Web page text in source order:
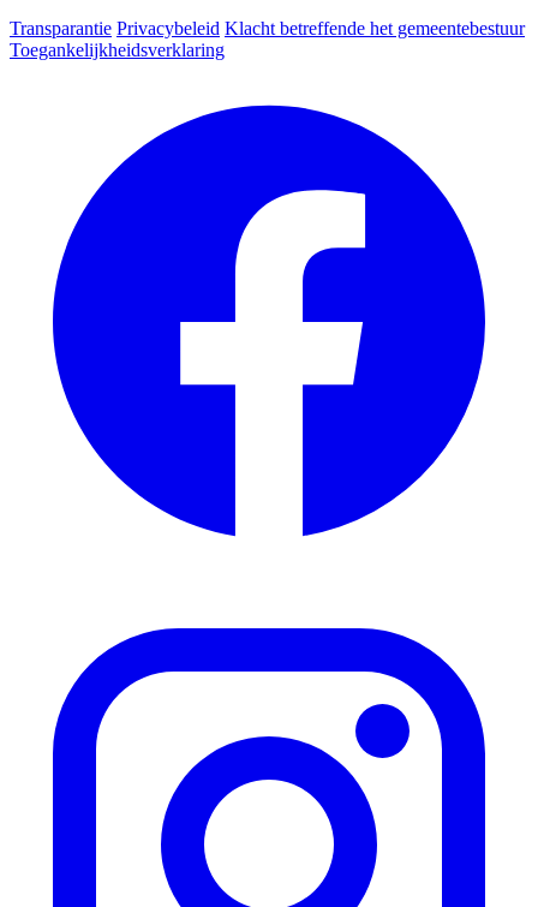
Transparantie Privacybeleid Klacht betreffende het gemeentebestuur
Toegankelijkheidsverklaring